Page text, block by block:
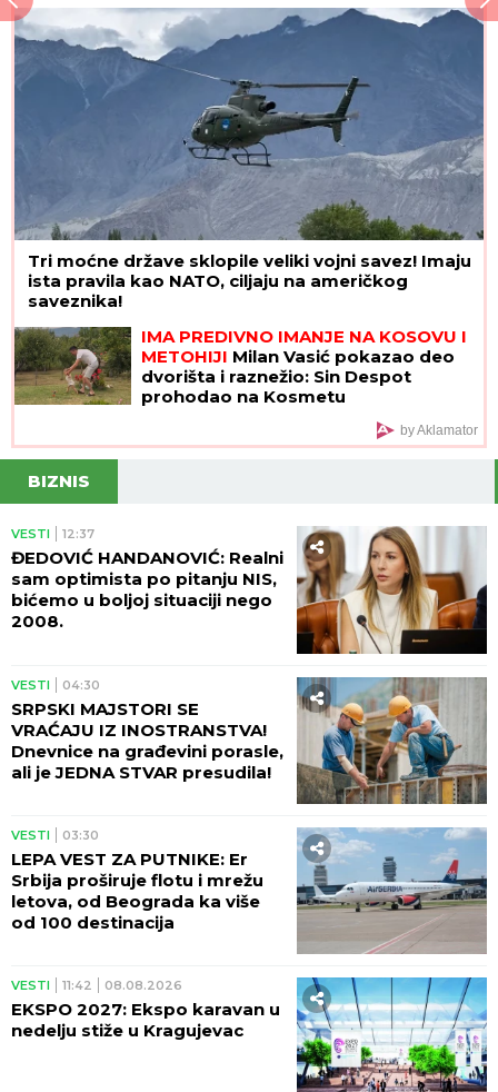
stigao, prolaznici sprečili katastrofu
Tri moćne države sklopile veliki vojni savez! Imaju
ista pravila kao NATO, ciljaju na američkog
saveznika!
IMA PREDIVNO IMANJE NA KOSOVU I
METOHIJI Milan Vasić pokazao deo
dvorišta i raznežio: Sin Despot
prohodao na Kosmetu
by Aklamator
BIZNIS
VESTI 12:37
ĐEDOVIĆ HANDANOVIĆ: Realni
sam optimista po pitanju NIS,
bićemo u boljoj situaciji nego
2008.
VESTI 04:30
SRPSKI MAJSTORI SE
VRAĆAJU IZ INOSTRANSTVA!
Dnevnice na građevini porasle,
ali je JEDNA STVAR presudila!
VESTI 03:30
LEPA VEST ZA PUTNIKE: Er
Srbija proširuje flotu i mrežu
letova, od Beograda ka više
od 100 destinacija
VESTI 11:42 08.08.2026
EKSPO 2027: Ekspo karavan u
nedelju stiže u Kragujevac